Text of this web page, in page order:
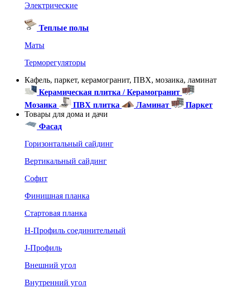
Электрические
Теплые полы
Маты
Терморегуляторы
Кафель, паркет, керамогранит, ПВХ, мозаика, ламинат
Керамическая плитка / Керамогранит
Мозаика
ПВХ плитка Ламинат
Паркет
Товары для дома и дачи
Фасад
Горизонтальный сайдинг
Вертикальный сайдинг
Софит
Финишная планка
Стартовая планка
Н-Профиль соединительный
J-Профиль
Внешний угол
Внутренний угол